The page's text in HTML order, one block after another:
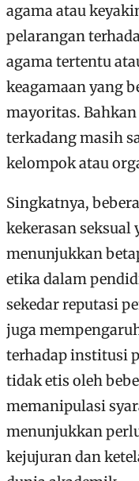
agama atau
pelarangan
agama tertentu
keagamaan yang
mayoritas.
terkadang masih
kelompok atau
Singkatnya,
kekerasan
menunjukkan
etika dalam
sekedar reputasi
juga
terhadap institusi
tidak etis oleh
memanipulasi
menunjukkan
kejujuran dan